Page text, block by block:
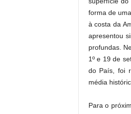
forma de
à costa da
apresentou
profundas.
1º e 19 de
do País, foi
média
Para o